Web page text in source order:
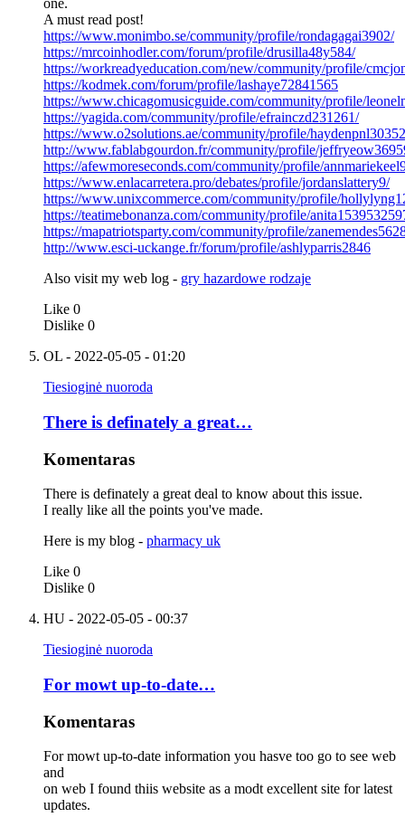
one.
A must read post!
https://www.monimbo.se/community/profile/rondagagai3902/
https://mrcoinhodler.com/forum/profile/drusilla48y584/
https://workreadyeducation.com/new/community/profile/
https://kodmek.com/forum/profile/lashaye72841565
https://www.chicagomusicguide.com/community/profile/
https://yagida.com/community/profile/efrainczd231261/
https://www.o2solutions.ae/community/profile/
http://www.fablabgourdon.fr/community/profile/
https://afewmoreseconds.com/community/profile/
https://www.enlacarretera.pro/debates/profile/jordanslattery9/
https://www.unixcommerce.com/community/profile/
https://teatimebonanza.com/community/profile/
https://mapatriotsparty.com/community/profile/
http://www.esci-uckange.fr/forum/profile/ashlyparris2846
Also visit my web log - gry hazardowe rodzaje
Like 0
Dislike 0
OL - 2022-05-05 - 01:20
Tiesioginė nuoroda
There is definately a great…
Komentaras
There is definately a great deal to know about this issue.
I really like all the points you've made.
Here is my blog - pharmacy uk
Like 0
Dislike 0
HU - 2022-05-05 - 00:37
Tiesioginė nuoroda
For mowt up-to-date…
Komentaras
For mowt up-to-date information you hasve too go to see web
and
on web I found thiis website as a modt excellent site for latest
updates.